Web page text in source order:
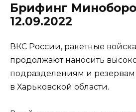
Брифинг
12.09.2022
ВКС России, ракетные
продолжают наносить
подразделениям и
в Харьковской области.